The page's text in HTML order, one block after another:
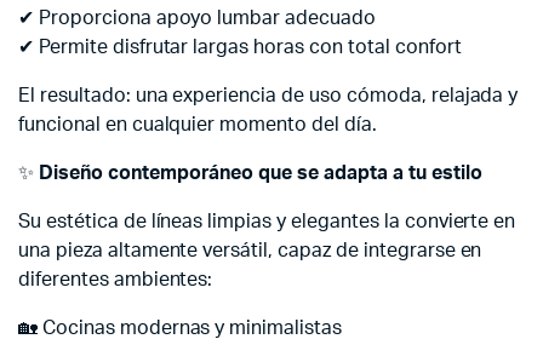
✔ Proporciona apoyo lumbar adecuado
✔ Permite disfrutar largas horas con total confort
El resultado: una experiencia de uso cómoda, relajada y
funcional en cualquier momento del día.
✨ Diseño contemporáneo que se adapta a tu estilo
Su estética de líneas limpias y elegantes la convierte en
una pieza altamente versátil, capaz de integrarse en
diferentes ambientes:
🏡 Cocinas modernas y minimalistas